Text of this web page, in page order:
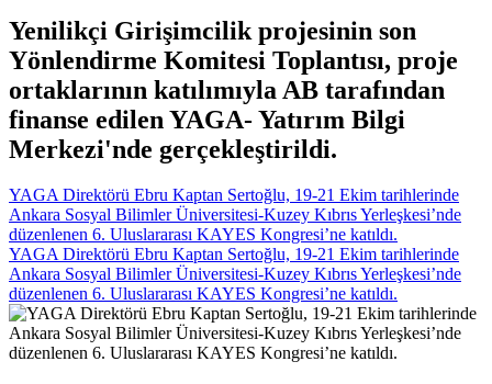
Yenilikçi Girişimcilik projesinin son
Yönlendirme Komitesi Toplantısı, proje
ortaklarının katılımıyla AB tarafından
finanse edilen YAGA- Yatırım Bilgi
Merkezi'nde gerçekleştirildi.
YAGA Direktörü Ebru Kaptan Sertoğlu, 19-21 Ekim tarihlerinde
Ankara Sosyal Bilimler Üniversitesi-Kuzey Kıbrıs Yerleşkesi’nde
düzenlenen 6. Uluslararası KAYES Kongresi’ne katıldı.
YAGA Direktörü Ebru Kaptan Sertoğlu, 19-21 Ekim tarihlerinde
Ankara Sosyal Bilimler Üniversitesi-Kuzey Kıbrıs Yerleşkesi’nde
düzenlenen 6. Uluslararası KAYES Kongresi’ne katıldı.